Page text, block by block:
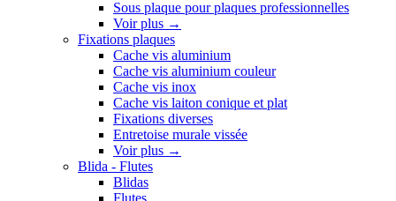
Sous plaque pour plaques professionnelles
Voir plus →
Fixations plaques
Cache vis aluminium
Cache vis aluminium couleur
Cache vis inox
Cache vis laiton conique et plat
Fixations diverses
Entretoise murale vissée
Voir plus →
Blida - Flutes
Blidas
Flutes